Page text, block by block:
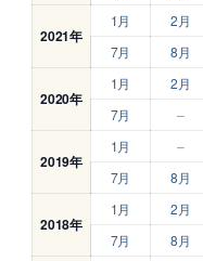
2021年
1月 2月
7月
8月
2020年
1月 2月
7月
–
2019年
1月 –
7月
8月
2018年
1月 2月
7月
8月